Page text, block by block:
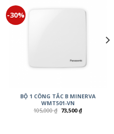
-30%
BỘ 1 CÔNG TẮC B MINERVA
WMT501-VN
105,000₫ 73,500₫